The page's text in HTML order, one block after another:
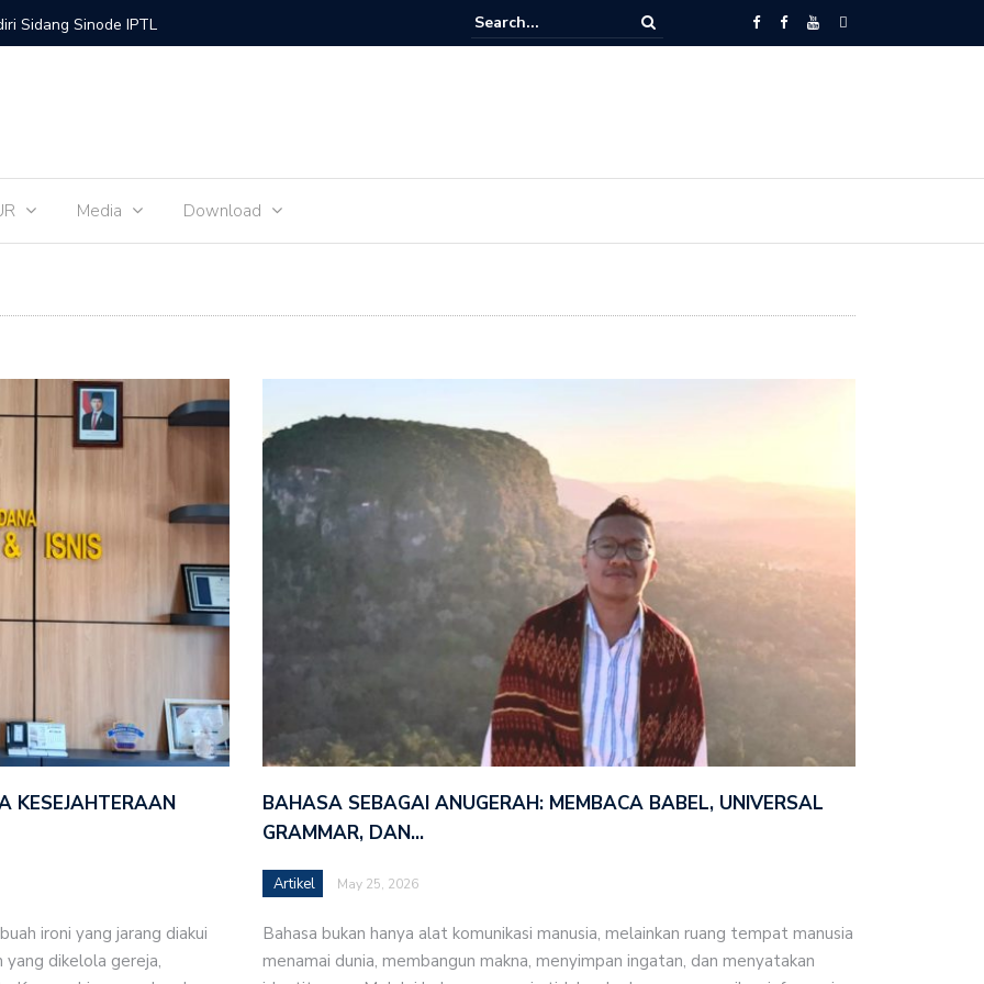
Sidang Sinode IPTL
GMIT Harus Menyentuh Isu-isu Sosial
F. H. Tahey-Biaf, sekaligus Syukur HUT Jemaat
Sit Knino Bahasa Amanatun
Be on Fire for Christ
(1 Raja-raja 3:16-28) – Pdt. Melky J. Ulu
Ndao: Membangun Sinergi dan Memperkuat
2024
Maahuri Tutup Usia
Merespons <i>Climate Change </i>‘Spirit
Perubahan Iklim
tangani Kerja sama untuk Pemenuhan Hak Anak di
Media Download
KESEJAHTERAAN
ironi yang jarang diakui
yang dikelola gereja,
BAHASA SEBAGAI ANUGERAH: MEMBACA BABEL, UNIVERSAL
GRAMMAR, DAN…
Artikel May 25, 2026
Bahasa bukan hanya alat komunikasi manusia, melainkan ruang tempat manusia
menamai dunia, membangun makna, menyimpan ingatan, dan menyatakan